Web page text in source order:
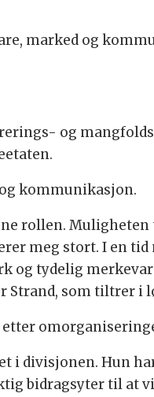
marked og
og
kommunikasjon.
rollen.
meg stort. I en tid
og tydelig
Strand, som tiltrer i
i divisjonen. Hun
bidragsyter til at